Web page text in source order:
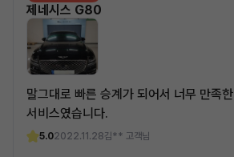
제네시스 G80
말그대로 빠른 승계가 되어서 너무 만족한
서비스였습니다.
5.02022.11.28김** 고객님